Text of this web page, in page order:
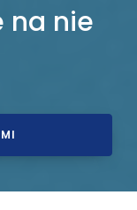
na nie